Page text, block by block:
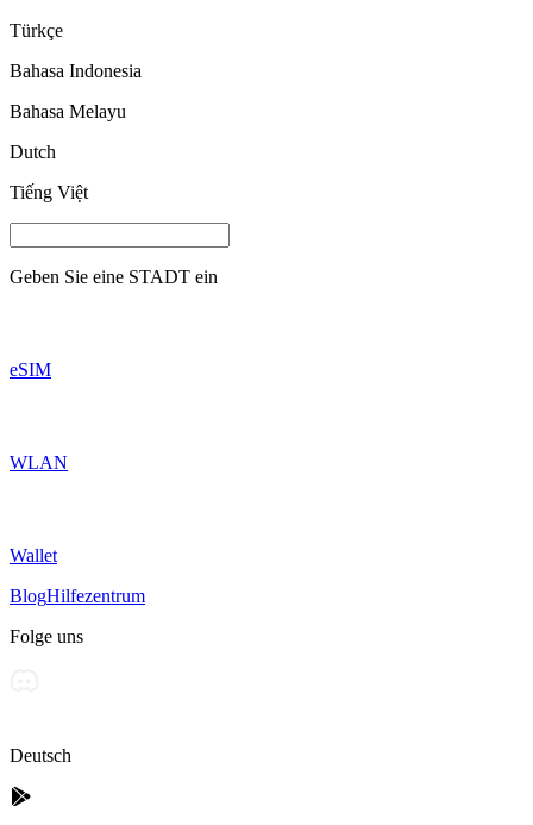
Türkçe
Bahasa Indonesia
Bahasa Melayu
Dutch
Tiếng Việt
Geben Sie eine STADT ein
eSIM
WLAN
Wallet
BlogHilfezentrum
Folge uns
Deutsch